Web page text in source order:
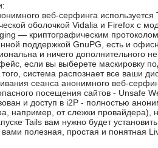
веб-серфинга
оболочкой Vidalia и Firefox с
— криптографическим
поддержкой GnuPG, есть и
и ничего дополнительного
если вы выберете маскировку
система распознает все ваши
сеанса анонимного веб-
посещения сайтов - Unsafe
и доступ в i2P - полностью
например, от слежки провайдера),
Tails вам нужно будет
полезная, простая и понятная